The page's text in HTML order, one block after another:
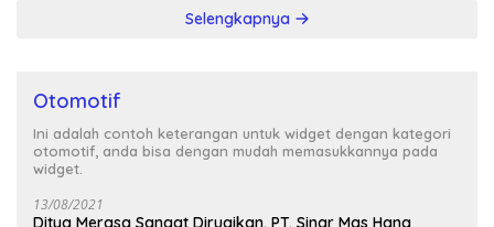
Selengkapnya
Otomotif
Ini adalah contoh keterangan untuk widget dengan kategori
otomotif, anda bisa dengan mudah memasukkannya pada
widget.
13/08/2021
Ditya Merasa Sangat Dirugikan, PT. Sinar Mas Hana